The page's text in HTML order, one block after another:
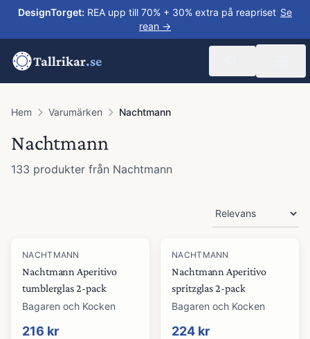
DesignTorget: REA upp till 70% + 30% extra på reapriset Se
rean →
Tallrikar.se
Hem Varumärken Nachtmann
Nachtmann
133 produkter från Nachtmann
NACHTMANN
Nachtmann Aperitivo
tumblerglas 2-pack
Bagaren och Kocken
216 kr
NACHTMANN
Nachtmann Aperitivo
spritzglas 2-pack
Bagaren och Kocken
224 kr